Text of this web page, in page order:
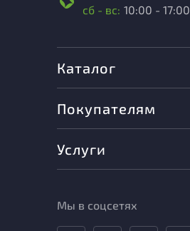
сб - вс: 10:00 - 17:00
Каталог
Покупателям
Услуги
Мы в соцсетях